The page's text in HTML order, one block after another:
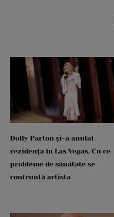
Dolly Parton și-a anulat
rezidența în Las Vegas. Cu ce
probleme de sănătate se
confruntă artista